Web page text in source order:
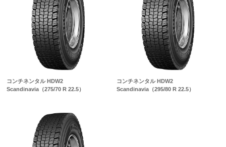
コンチネンタル HDW2
Scandinavia（275/70 R 22.5）
コンチネンタル HDW2
Scandinavia（295/80 R 22.5）